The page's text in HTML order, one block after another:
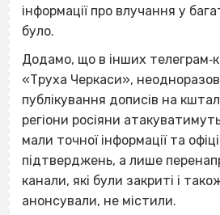
інформації про влучання у
було.
Додамо, що в інших
«Труха Черкаси»,
публікування дописів на
регіони росіяни
мали точної інформації та
підтверджень, а лише
канали, які були закриті і
анонсували, не містили.